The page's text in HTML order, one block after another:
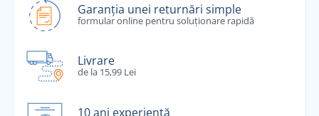
Garanția unei returnări simple
formular online pentru soluționare rapidă
Livrare
de la 15,99 Lei
10 ani experiență